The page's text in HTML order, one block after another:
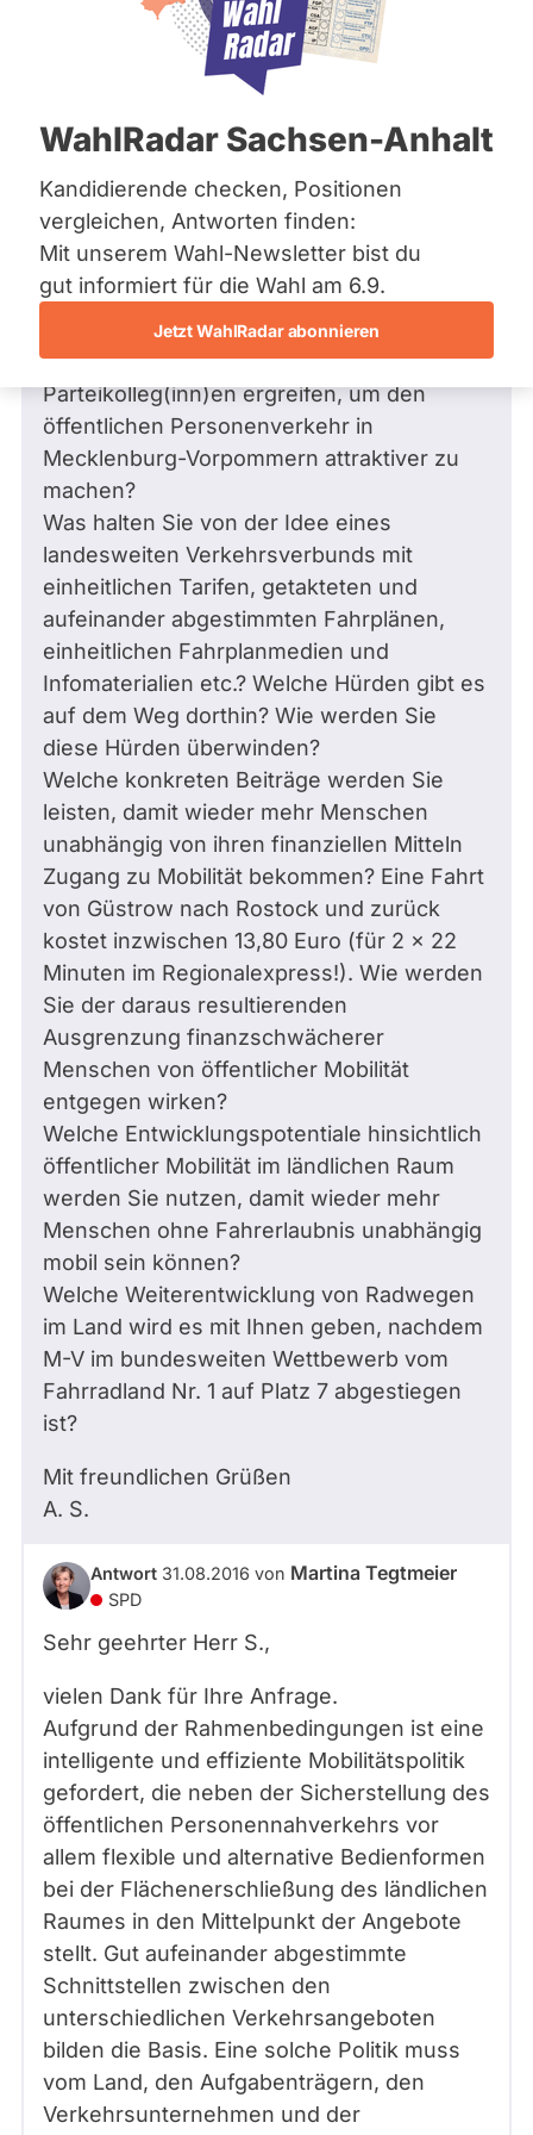
Bremen
Hamburg
Mecklenburg-Vorpommern
Nordrhein-Westfalen
Saarland
Sachsen
Sachsen-Anhalt
Sachsen-Anhalt
Schleswig-Holstein
Thüringen
Archiv
Über uns
Spenden
WahlRadar Sachsen-Anhalt
Kandidierende checken, Positionen
vergleichen, Antworten finden:
Mit unserem Wahl-Newsletter bist du
gut informiert für die Wahl am 6.9.
Jetzt WahlRadar abonnieren
31.08.2016
Frage an Martina Tegtmeier vonAlexis
S.bezüglich Verkehr
Sehr geehrte Frau Tegtmeier,
ich möchte Ihnen gerne eine Frage zur
Verkehrspolitik stellen:
Falls Sie in den Landtag gewählt werden,
welche Maßnahmen werden Sie und Ihre
Parteikolleg(inn)en ergreifen, um den
öffentlichen Personenverkehr in
Mecklenburg-Vorpommern attraktiver zu
machen?
Was halten Sie von der Idee eines
landesweiten Verkehrsverbunds mit
einheitlichen Tarifen, getakteten und
aufeinander abgestimmten Fahrplänen,
einheitlichen Fahrplanmedien und
Infomaterialien etc.? Welche Hürden gibt es
auf dem Weg dorthin? Wie werden Sie
diese Hürden überwinden?
Welche konkreten Beiträge werden Sie
leisten, damit wieder mehr Menschen
unabhängig von ihren finanziellen Mitteln
Zugang zu Mobilität bekommen? Eine Fahrt
von Güstrow nach Rostock und zurück
kostet inzwischen 13,80 Euro (für 2 x 22
Minuten im Regionalexpress!). Wie werden
Sie der daraus resultierenden
Ausgrenzung finanzschwächerer
Menschen von öffentlicher Mobilität
entgegen wirken?
Welche Entwicklungspotentiale hinsichtlich
öffentlicher Mobilität im ländlichen Raum
werden Sie nutzen, damit wieder mehr
Menschen ohne Fahrerlaubnis unabhängig
mobil sein können?
Welche Weiterentwicklung von Radwegen
im Land wird es mit Ihnen geben, nachdem
M-V im bundesweiten Wettbewerb vom
Fahrradland Nr. 1 auf Platz 7 abgestiegen
ist?
Mit freundlichen Grüßen
A. S.
Antwort 31.08.2016 von Martina Tegtmeier
SPD
Sehr geehrter Herr S.,
vielen Dank für Ihre Anfrage.
Aufgrund der Rahmenbedingungen ist eine
intelligente und effiziente Mobilitätspolitik
gefordert, die neben der Sicherstellung des
öffentlichen Personennahverkehrs vor
allem flexible und alternative Bedienformen
bei der Flächenerschließung des ländlichen
Raumes in den Mittelpunkt der Angebote
stellt. Gut aufeinander abgestimmte
Schnittstellen zwischen den
unterschiedlichen Verkehrsangeboten
bilden die Basis. Eine solche Politik muss
vom Land, den Aufgabenträgern, den
Verkehrsunternehmen und der